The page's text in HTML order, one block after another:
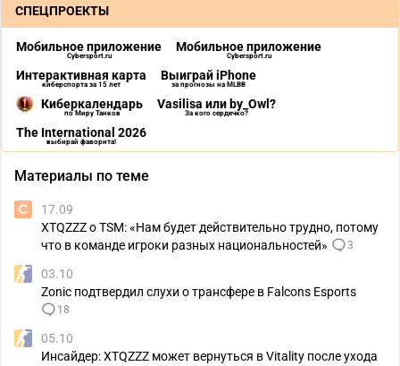
СПЕЦПРОЕКТЫ
Мобильное приложение
Cybersport.ru
Мобильное приложение
Cybersport.ru
Интерактивная карта
киберспорта за 15 лет
Выиграй iPhone
за прогнозы на MLBB
Киберкалендарь
по Миру Танков
Vasilisa или by_Owl?
За кого сердечко?
The International 2026
выбирай фаворита!
Материалы по теме
17.09
XTQZZZ о TSM: «Нам будет действительно трудно, потому
что в команде игроки разных национальностей»
3
03.10
Zonic подтвердил слухи о трансфере в Falcons Esports
18
05.10
Инсайдер: XTQZZZ может вернуться в Vitality после ухода